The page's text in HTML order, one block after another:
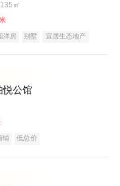
㎡
洋房 别墅
宜居生态地产
悦公馆
铺 低总价